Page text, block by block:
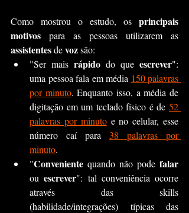
Como mostrou o estudo, os principais
motivos
assistentes de voz são:
"Ser mais rápido do que escrever":
uma pessoa fala em média 150 palavras
por minuto. Enquanto isso, a média de
digitação em um teclado físico é de 52
palavras por minuto e no celular, esse
número caí para 38 palavras por
minuto.
"Conveniente quando não pode
ou escrever": tal conveniência ocorre
através das skills
(habilidade/integrações) típicas das